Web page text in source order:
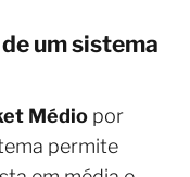
um sistema
Médio por
permite